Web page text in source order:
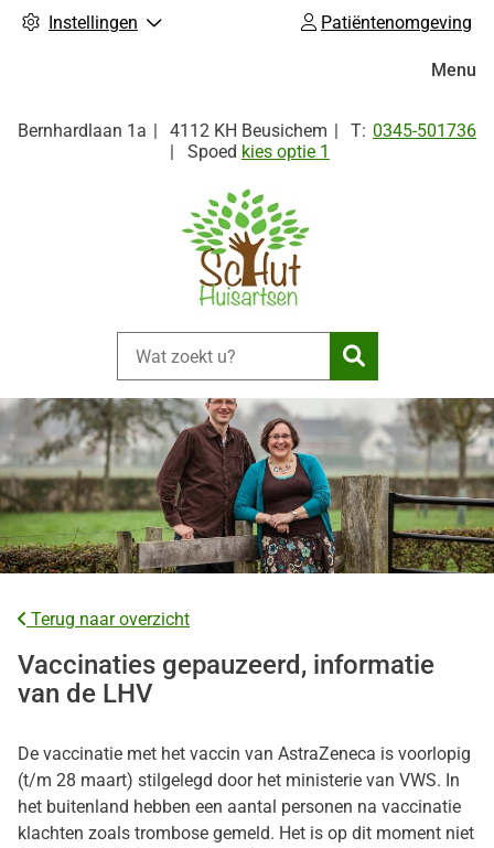
Instellingen Patiëntenomgeving
Bernhardlaan 1a 4112 KH Beusichem Tel:
0345-501736
Spoed kies optie 1
Zoeken
Menu
Terug naar overzicht
Vaccinaties gepauzeerd, informatie
van de LHV
De vaccinatie met het vaccin van AstraZeneca is voorlopig
(t/m 28 maart) stilgelegd door het ministerie van VWS. In
het buitenland hebben een aantal personen na vaccinatie
klachten zoals trombose gemeld. Het is op dit moment niet